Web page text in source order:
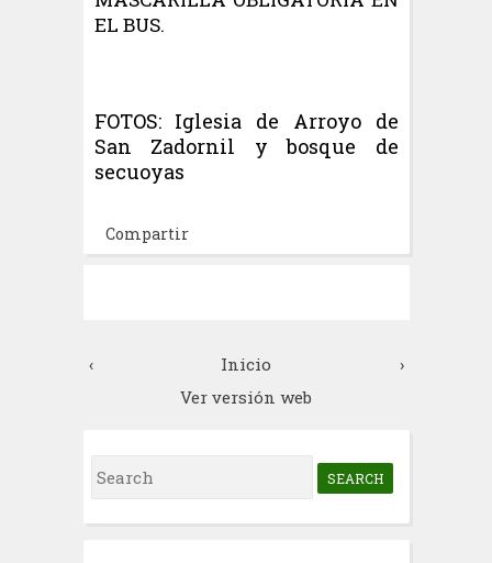
EL BUS.
FOTOS: Iglesia de Arroyo de
San Zadornil y bosque de
secuoyas
Compartir
‹ ›
Inicio
Ver versión web
S
e